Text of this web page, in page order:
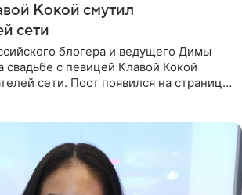
Кокой смутил
сети
блогера и ведущего Димы
свадьбе с певицей Клавой Кокой
сети. Пост появился на странице